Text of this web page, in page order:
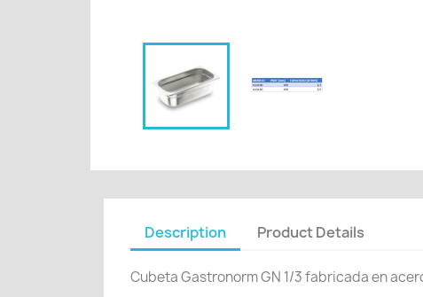
Description Product Details
Cubeta Gastronorm GN 1/3 fabricada en